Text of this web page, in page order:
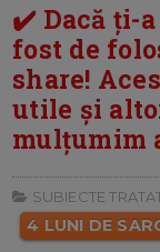
✔️ Dacă ți-
fost de
share!
utile și
mulțumim
SUBIECTE
4 LUNI DE